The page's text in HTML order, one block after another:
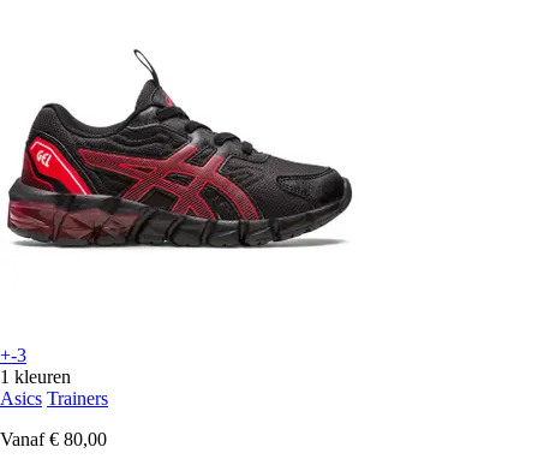
+-3
1 kleuren
Asics Trainers
Vanaf € 80,00